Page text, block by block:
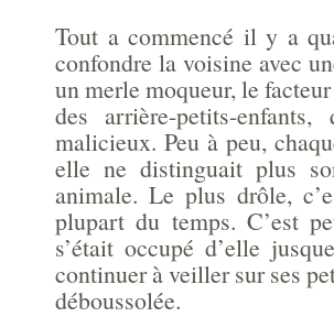
Tout a commencé il y a
confondre la voisine avec
un merle moqueur, le
des arrière-petits-
malicieux. Peu à peu,
elle ne distinguait plus
animale. Le plus drôle,
plupart du temps. C’est
s’était occupé d’elle
continuer à veiller sur ses
déboussolée.